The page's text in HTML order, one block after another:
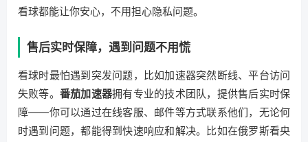
看球都能让你安心，不用担心隐私问题。
售后实时保障，遇到问题不用慌
看球时最怕遇到突发问题，比如加速器突然断线、平台访问
失败等。 番茄加速器拥有专业的技术团队，提供售后实时保
障——你可以通过在线客服、邮件等方式联系他们，无论何
时遇到问题，都能得到快速响应和解决。比如在俄罗斯看央